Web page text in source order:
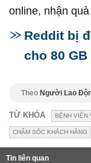
online, nhận
Reddit bị
cho 80
Theo Người Lao
TỪ KHÓA BỆNH VIỆN
CHĂM SÓC KHÁCH HÀNG
Tin liên quan